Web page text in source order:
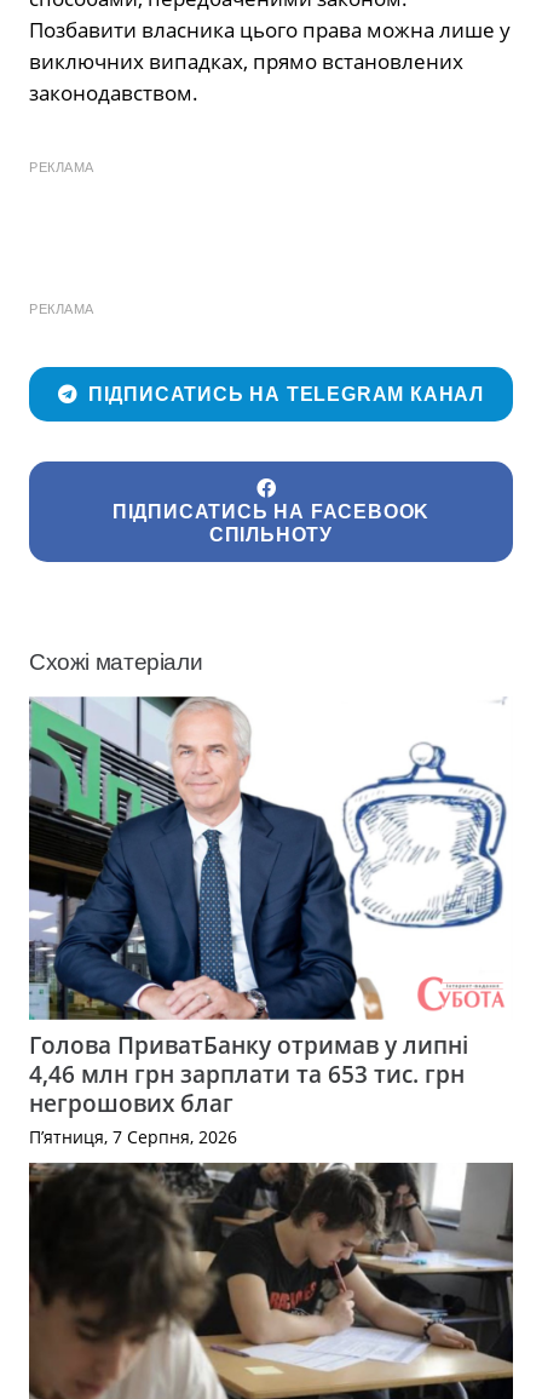
Позбавити власника цього права можна лише у
виключних випадках, прямо встановлених
законодавством.
РЕКЛАМА
РЕКЛАМА
ПІДПИСАТИСЬ НА TELEGRAM КАНАЛ
ПІДПИСАТИСЬ НА FACEBOOK
СПІЛЬНОТУ
Схожі матеріали
Голова ПриватБанку отримав у липні
4,46 млн грн зарплати та 653 тис. грн
негрошових благ
П’ятниця, 7 Серпня, 2026